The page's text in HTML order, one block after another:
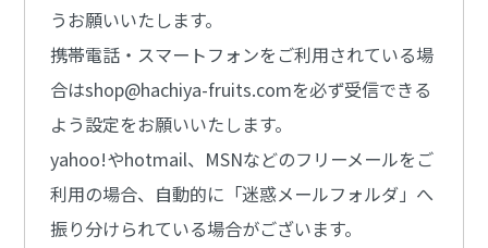
うお願いいたします。
携帯電話・スマートフォンをご利用されている場
合はshop@hachiya-fruits.comを必ず受信できる
よう設定をお願いいたします。
yahoo!やhotmail、MSNなどのフリーメールをご
利用の場合、自動的に「迷惑メールフォルダ」へ
振り分けられている場合がございます。